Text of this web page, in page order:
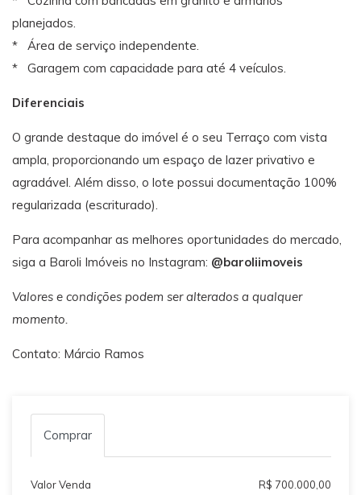
planejados.
* Área de serviço independente.
* Garagem com capacidade para até 4 veículos.
Diferenciais
O grande destaque do imóvel é o seu Terraço com vista
ampla, proporcionando um espaço de lazer privativo e
agradável. Além disso, o lote possui documentação 100%
regularizada (escriturado).
Para acompanhar as melhores oportunidades do mercado,
siga a Baroli Imóveis no Instagram: @baroliimoveis
Valores e condições podem ser alterados a qualquer
momento.
Contato: Márcio Ramos
Comprar
Valor Venda R$ 700.000,00